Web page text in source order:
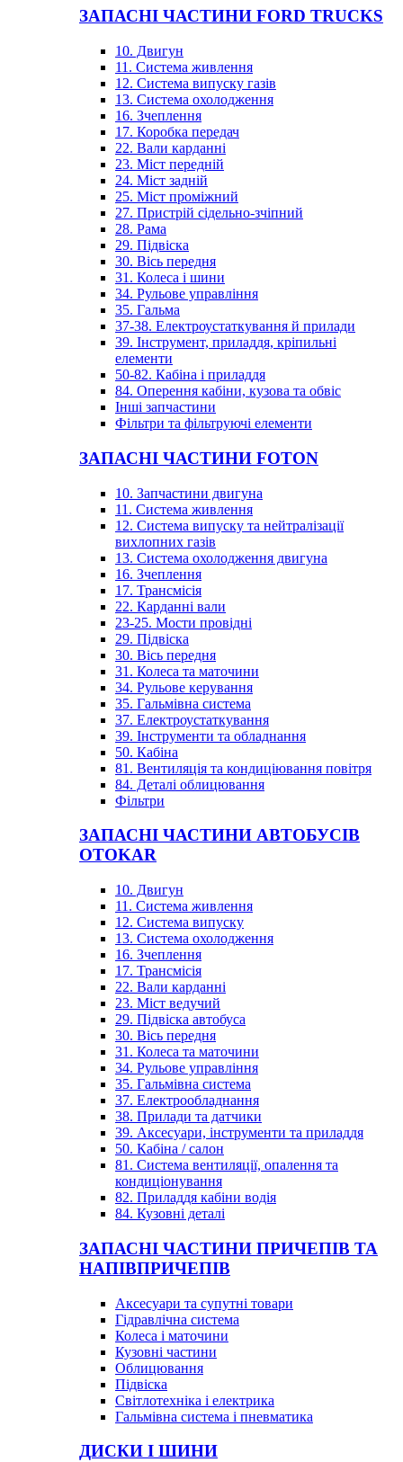
ЗАПАСНІ ЧАСТИНИ FORD TRUCKS
10. Двигун
11. Система живлення
12. Система випуску газів
13. Система охолодження
16. Зчеплення
17. Коробка передач
22. Вали карданні
23. Міст передній
24. Міст задній
25. Міст проміжний
27. Пристрій сідельно-зчіпний
28. Рама
29. Підвіска
30. Вісь передня
31. Колеса і шини
34. Рульове управління
35. Гальма
37-38. Електроустаткування й прилади
39. Інструмент, приладдя, кріпильні
елементи
50-82. Кабіна і приладдя
84. Оперення кабіни, кузова та обвіс
Інші запчастини
Фільтри та фільтруючі елементи
ЗАПАСНІ ЧАСТИНИ FOTON
10. Запчастини двигуна
11. Система живлення
12. Система випуску та нейтралізації
вихлопних газів
13. Система охолодження двигуна
16. Зчеплення
17. Трансмісія
22. Карданні вали
23-25. Мости провідні
29. Підвіска
30. Вісь передня
31. Колеса та маточини
34. Рульове керування
35. Гальмівна система
37. Електроустаткування
39. Інструменти та обладнання
50. Кабіна
81. Вентиляція та кондиціювання повітря
84. Деталі облицювання
Фільтри
ЗАПАСНІ ЧАСТИНИ АВТОБУСІВ
OTOKAR
10. Двигун
11. Система живлення
12. Система випуску
13. Система охолодження
16. Зчеплення
17. Трансмісія
22. Вали карданні
23. Міст ведучий
29. Підвіска автобуса
30. Вісь передня
31. Колеса та маточини
34. Рульове управління
35. Гальмівна система
37. Електрообладнання
38. Прилади та датчики
39. Аксесуари, інструменти та приладдя
50. Кабіна / салон
81. Система вентиляції, опалення та
кондиціонування
82. Приладдя кабіни водія
84. Кузовні деталі
ЗАПАСНІ ЧАСТИНИ ПРИЧЕПІВ ТА
НАПІВПРИЧЕПІВ
Аксесуари та супутні товари
Гідравлічна система
Колеса і маточини
Кузовні частини
Облицювання
Підвіска
Світлотехніка і електрика
Гальмівна система і пневматика
ДИСКИ І ШИНИ